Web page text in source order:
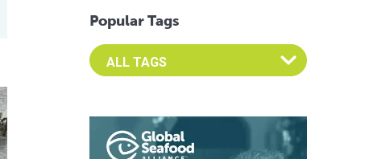
de AHPND del camarón cultivado?
clay help mitigate the farmed shrimp AHPND pandemic?
Popular Tags
Select an Advocate Tag to view it's posts